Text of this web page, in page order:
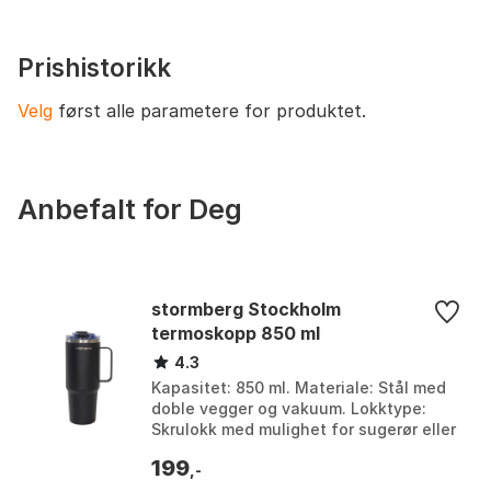
Prishistorikk
Velg først alle parametere for produktet.
Anbefalt for Deg
stormberg Stockholm
termoskopp 850 ml
4.3
Kapasitet: 850 ml. Materiale: Stål med
doble vegger og vakuum. Lokktype:
Skrulokk med mulighet for sugerør eller
hverdag...
199 ,-